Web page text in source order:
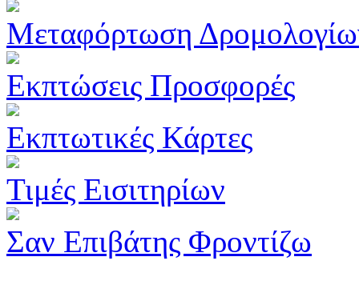
Μεταφόρτωση
Εκπτώσεις Προσφορές
Εκπτωτικές Κάρτες
Τιμές Εισιτηρίων
Σαν Επιβάτης Φροντίζω